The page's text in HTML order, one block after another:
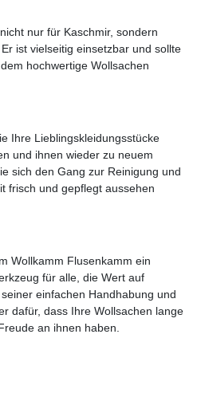
nur für Kaschmir, sondern
ist vielseitig einsetzbar und sollte
hochwertige Wollsachen
Ihre Lieblingskleidungsstücke
und ihnen wieder zu neuem
sich den Gang zur Reinigung und
frisch und gepflegt aussehen
Wollkamm Flusenkamm ein
für alle, die Wert auf
einfachen Handhabung und
dafür, dass Ihre Wollsachen lange
an ihnen haben.